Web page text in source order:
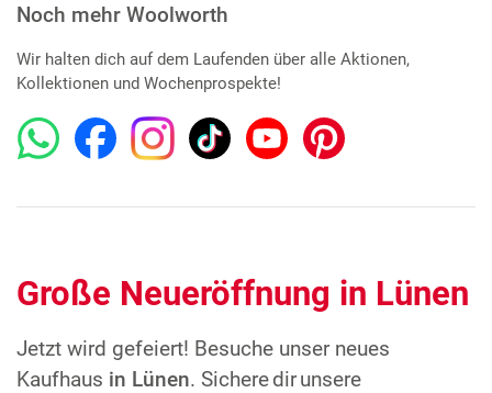
Noch mehr Woolworth
Wir halten dich auf dem Laufenden über alle Aktionen,
Kollektionen und Wochenprospekte!
Große Neueröffnung in Lünen
Jetzt wird gefeiert! Besuche unser neues
Kaufhaus in Lünen. Sichere dir unsere